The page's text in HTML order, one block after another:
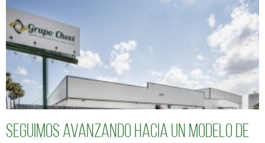
Seguimos avanzando hacia un modelo de